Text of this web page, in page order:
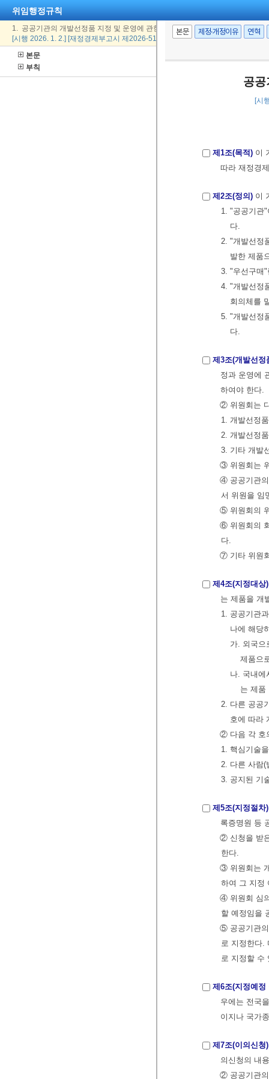
위임행정규칙
1. 공공기관의 개발선정품 지정 및 운영에 관한 기준
[시행 2026. 1. 2.] [재정경제부고시 제2026-51호, 2026. 1. 2., 일부개정]
본문
부칙
본문 제정·개정이유 연혁
공공
[시
제1조(목적) 이
따라 재정경
제2조(정의) 이
1. "공공기관
다.
2. "개발선정
발한 제품
3. "우선구매
4. "개발선정
회의체를
5. "개발선정
다.
제3조(개발선정
정과 운영에
하여야 한다.
② 위원회는
1. 개발선정
2. 개발선정
3. 기타 개발
③ 위원회는
④ 공공기관의
서 위원을 임
⑤ 위원회의
⑥ 위원회의
다.
⑦ 기타 위원
제4조(지정대상)
는 제품을 개
1. 공공기관
나에 해당
가. 외국으
제품으
나. 국내에
는 제품
2. 다른 공공
호에 따라
② 다음 각 호
1. 핵심기술
2. 다른 사람(
3. 공지된 기
제5조(지정절차)
록증명원 등
② 신청을 받
한다.
③ 위원회는
하여 그 지정
④ 위원회 심
할 예정임을
⑤ 공공기관의
로 지정한다.
로 지정할 수
제6조(지정예정
우에는 전국
이지나 국가
제7조(이의신청)
의신청의 내
② 공공기관의